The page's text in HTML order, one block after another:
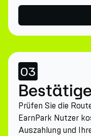
03
Prüfen Sie die
EarnPark Nutzer
Auszahlung und